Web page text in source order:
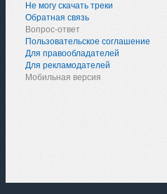
Не могу скачать треки
Обратная связь
Вопрос-ответ
Пользовательское соглашение
Для правообладателей
Для рекламодателей
Мобильная версия